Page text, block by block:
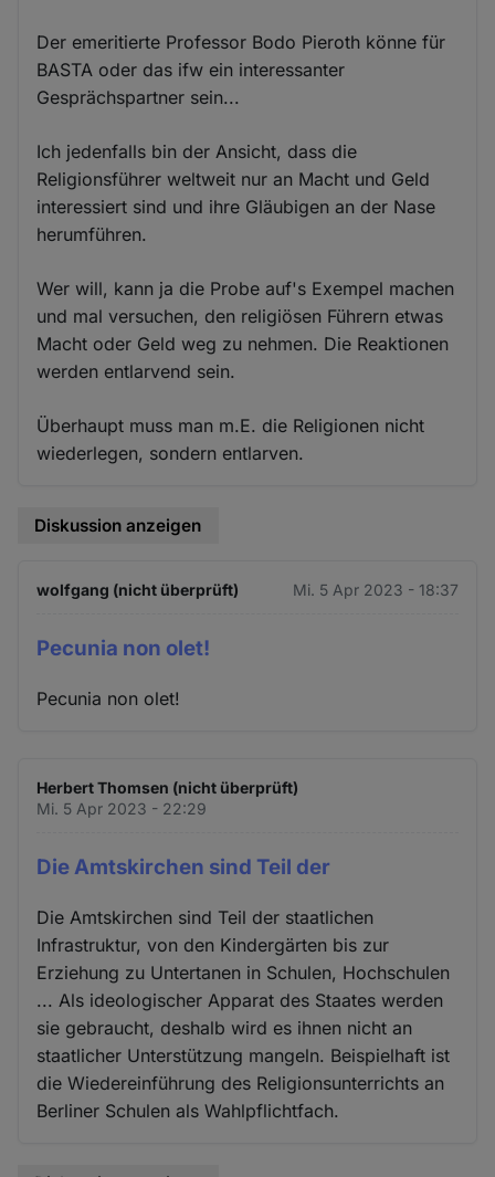
Der emeritierte Professor Bodo Pieroth könne für
BASTA oder das ifw ein interessanter
Gesprächspartner sein...
Ich jedenfalls bin der Ansicht, dass die
Religionsführer weltweit nur an Macht und Geld
interessiert sind und ihre Gläubigen an der Nase
herumführen.
Wer will, kann ja die Probe auf's Exempel machen
und mal versuchen, den religiösen Führern etwas
Macht oder Geld weg zu nehmen. Die Reaktionen
werden entlarvend sein.
Überhaupt muss man m.E. die Religionen nicht
wiederlegen, sondern entlarven.
Diskussion anzeigen
wolfgang (nicht überprüft) Mi. 5 Apr 2023 - 18:37
Pecunia non olet!
Pecunia non olet!
Herbert Thomsen (nicht überprüft)
Mi. 5 Apr 2023 - 22:29
Die Amtskirchen sind Teil der
Die Amtskirchen sind Teil der staatlichen
Infrastruktur, von den Kindergärten bis zur
Erziehung zu Untertanen in Schulen, Hochschulen
... Als ideologischer Apparat des Staates werden
sie gebraucht, deshalb wird es ihnen nicht an
staatlicher Unterstützung mangeln. Beispielhaft ist
die Wiedereinführung des Religionsunterrichts an
Berliner Schulen als Wahlpflichtfach.